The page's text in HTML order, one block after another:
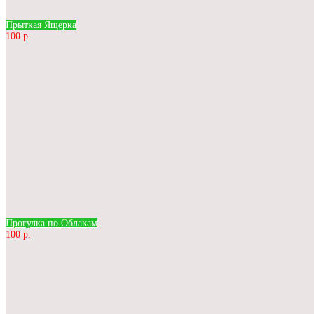
Прыткая Ящерка
100 р.
Прогулка по Облакам
100 р.